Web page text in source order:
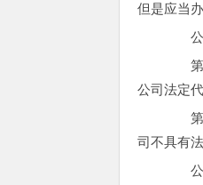
但是应当
公司
第十
公司法定
第十
司不具有
公司